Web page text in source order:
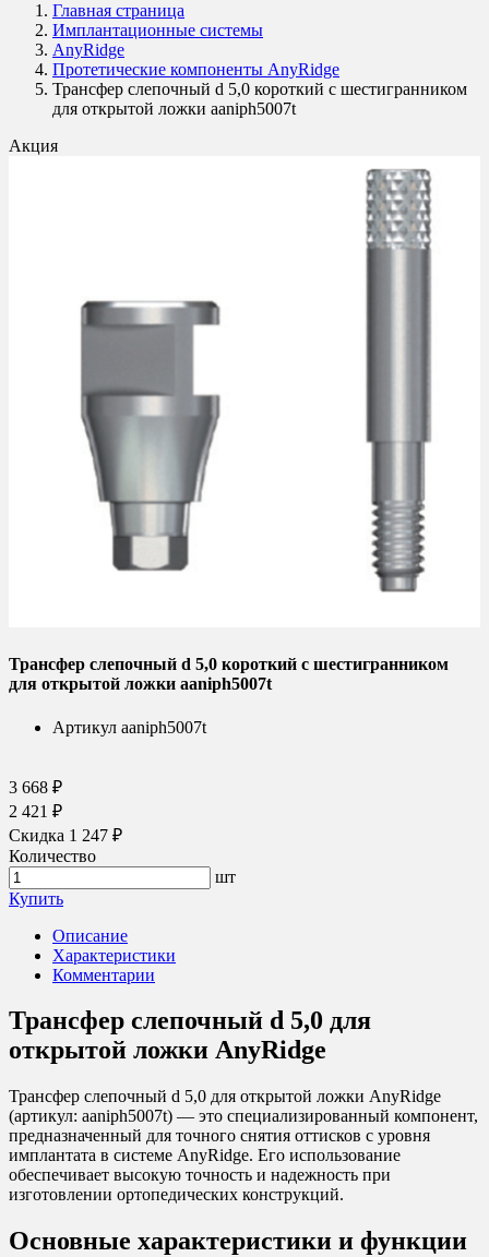
Главная страница
Имплантационные системы
AnyRidge
Протетические компоненты AnyRidge
Трансфер слепочный d 5,0 короткий с шестигранником
для открытой ложки aaniph5007t
Акция
Трансфер слепочный d 5,0 короткий с шестигранником
для открытой ложки aaniph5007t
Артикул aaniph5007t
3 668 ₽
2 421 ₽
Скидка 1 247 ₽
Количество
шт
Купить
Описание
Характеристики
Комментарии
Трансфер слепочный d 5,0 для
открытой ложки AnyRidge
Трансфер слепочный d 5,0 для открытой ложки AnyRidge
(артикул: aaniph5007t) — это специализированный компонент,
предназначенный для точного снятия оттисков с уровня
имплантата в системе AnyRidge. Его использование
обеспечивает высокую точность и надежность при
изготовлении ортопедических конструкций.
Основные характеристики и функции